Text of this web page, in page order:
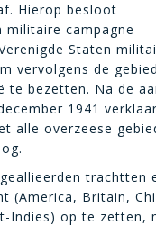
Hierop besloot
militaire campagne
Staten
vervolgens de
te bezetten. Na de
1941
alle overzeese
trachtten
(America, Britain,
Indies) op te zetten,